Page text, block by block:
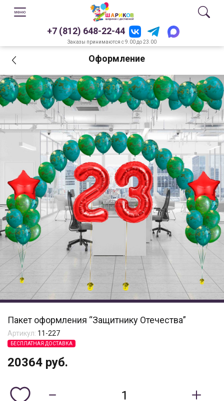
+7 (812) 648-22-44
Заказы принимаются с 9.00 до 23.00
Оформление
Пакет оформления “Защитнику Отечества”
Артикул: 11-227
БЕСПЛАТНАЯ ДОСТАВКА
20364 руб.